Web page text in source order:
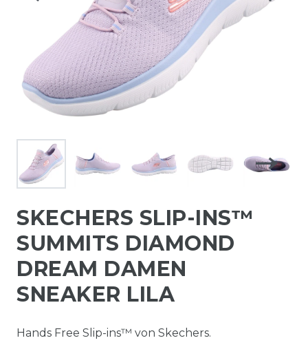
SKECHERS SLIP-INS™
SUMMITS DIAMOND
DREAM DAMEN
SNEAKER LILA
Hands Free Slip-ins™ von Skechers.